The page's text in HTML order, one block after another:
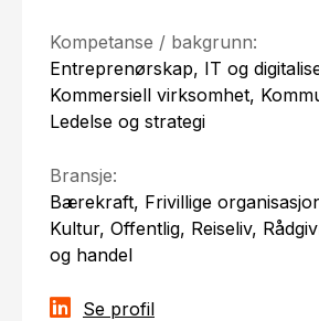
Kompetanse / bakgrunn:
Entreprenørskap, IT og
Kommersiell virksomhet,
Ledelse og strategi
Bransje:
Bærekraft, Frivillige
Kultur, Offentlig, Reiseliv,
og handel
Se profil